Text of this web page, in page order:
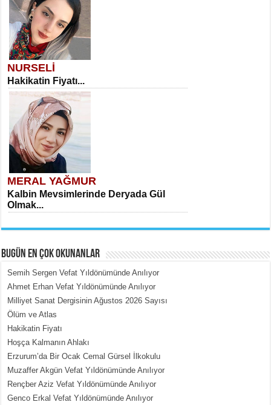
NURSELİ
Hakikatin Fiyatı...
MERAL YAĞMUR
Kalbin Mevsimlerinde Deryada Gül
Olmak...
MEHMET ÇOBAN
İçerdeki Put Dışardaki Maskeler...
BUGÜN EN ÇOK OKUNANLAR
Semih Sergen Vefat Yıldönümünde Anılıyor
Ahmet Erhan Vefat Yıldönümünde Anılıyor
Milliyet Sanat Dergisinin Ağustos 2026 Sayısı
Ölüm ve Atlas
Hakikatin Fiyatı
Hoşça Kalmanın Ahlakı
Erzurum’da Bir Ocak Cemal Gürsel İlkokulu
Muzaffer Akgün Vefat Yıldönümünde Anılıyor
Rençber Aziz Vefat Yıldönümünde Anılıyor
Genco Erkal Vefat Yıldönümünde Anılıyor